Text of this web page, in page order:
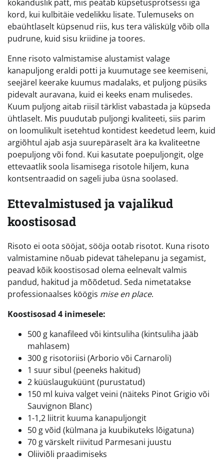
kokanduslik patt, mis peatab küpsetusprotsessi iga
kord, kui kulbitäie vedelikku lisate. Tulemuseks on
ebaühtlaselt küpsenud riis, kus tera väliskülg võib olla
pudrune, kuid sisu kriidine ja toores.
Enne risoto valmistamise alustamist valage
kanapuljong eraldi potti ja kuumutage see keemiseni,
seejärel keerake kuumus madalaks, et puljong püsiks
pidevalt auravana, kuid ei keeks enam mulisedes.
Kuum puljong aitab riisil tärklist vabastada ja küpseda
ühtlaselt. Mis puudutab puljongi kvaliteeti, siis parim
on loomulikult isetehtud kontidest keedetud leem, kuid
argiõhtul ajab asja suurepäraselt ära ka kvaliteetne
poepuljong või fond. Kui kasutate poepuljongit, olge
ettevaatlik soola lisamisega risotole hiljem, kuna
kontsentraadid on sageli juba üsna soolased.
Ettevalmistused ja vajalikud
koostisosad
Risoto ei oota sööjat, sööja ootab risotot. Kuna risoto
valmistamine nõuab pidevat tähelepanu ja segamist,
peavad kõik koostisosad olema eelnevalt valmis
pandud, hakitud ja mõõdetud. Seda nimetatakse
professionaalses köögis mise en place.
Koostisosad 4 inimesele:
500 g kanafileed või kintsuliha (kintsuliha jääb
mahlasem)
300 g risotoriisi (Arborio või Carnaroli)
1 suur sibul (peeneks hakitud)
2 küüslauguküünt (purustatud)
150 ml kuiva valget veini (näiteks Pinot Grigio või
Sauvignon Blanc)
1-1,2 liitrit kuuma kanapuljongit
50 g võid (külmana ja kuubikuteks lõigatuna)
70 g värskelt riivitud Parmesani juustu
Oliiviõli praadimiseks